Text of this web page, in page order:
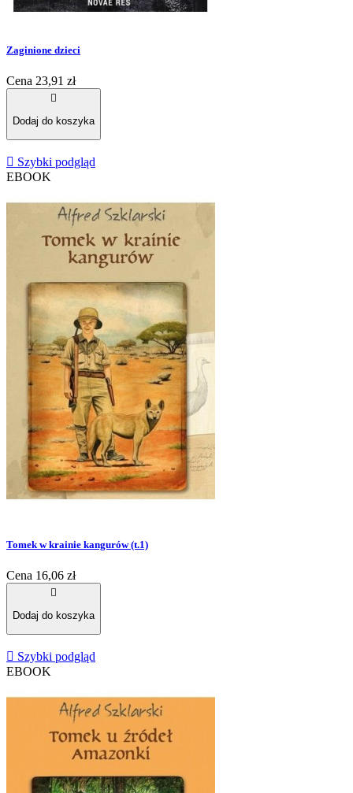
Zaginione dzieci
Cena 23,91 zł

Dodaj do koszyka
 Szybki podgląd
EBOOK
Tomek w krainie kangurów (t.1)
Cena 16,06 zł

Dodaj do koszyka
 Szybki podgląd
EBOOK